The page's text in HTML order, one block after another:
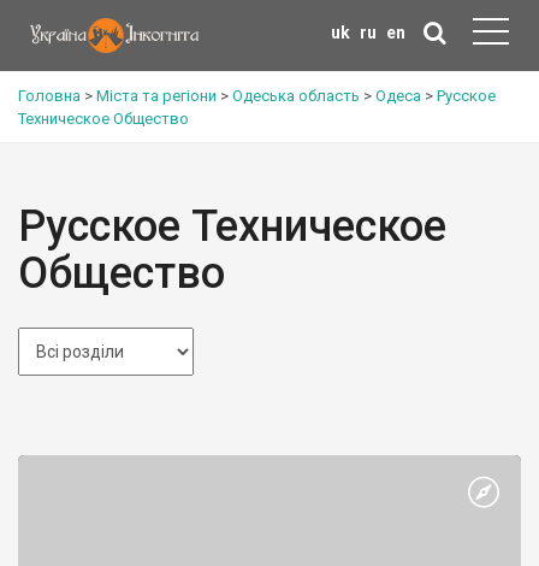
uk ru en
Головна > Міста та регіони > Одеська область > Одеса > Русское
Техническое Общество
Русское Техническое
Общество